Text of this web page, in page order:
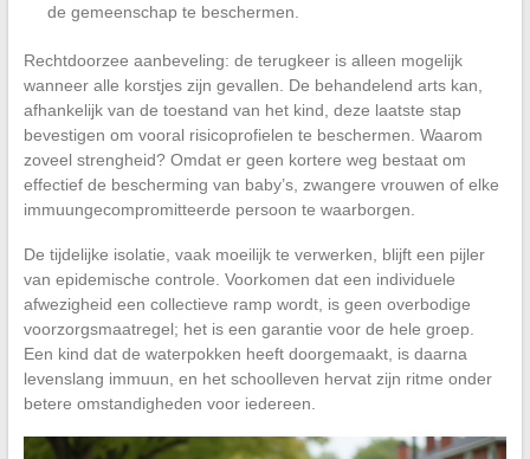
de gemeenschap te beschermen.
Rechtdoorzee aanbeveling: de terugkeer is alleen mogelijk
wanneer alle korstjes zijn gevallen. De behandelend arts kan,
afhankelijk van de toestand van het kind, deze laatste stap
bevestigen om vooral risicoprofielen te beschermen. Waarom
zoveel strengheid? Omdat er geen kortere weg bestaat om
effectief de bescherming van baby’s, zwangere vrouwen of elke
immuungecompromitteerde persoon te waarborgen.
De tijdelijke isolatie, vaak moeilijk te verwerken, blijft een pijler
van epidemische controle. Voorkomen dat een individuele
afwezigheid een collectieve ramp wordt, is geen overbodige
voorzorgsmaatregel; het is een garantie voor de hele groep.
Een kind dat de waterpokken heeft doorgemaakt, is daarna
levenslang immuun, en het schoolleven hervat zijn ritme onder
betere omstandigheden voor iedereen.